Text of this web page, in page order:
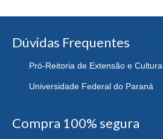
Dúvidas Frequentes
Pró-Reitoria de Extensão e Cultura
Universidade Federal do Paraná
Compra 100% segura